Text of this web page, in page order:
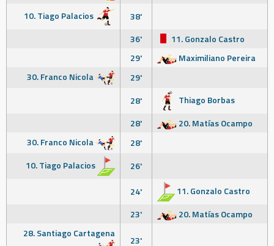
10. Tiago Palacios
38'
36'
11. Gonzalo Castro
29'
Maximiliano Pereira
30. Franco Nicola
29'
28'
Thiago Borbas
28'
20. Matías Ocampo
30. Franco Nicola
28'
10. Tiago Palacios
26'
24'
11. Gonzalo Castro
23'
20. Matías Ocampo
28. Santiago Cartagena
23'